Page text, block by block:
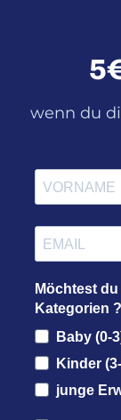
wenn du
Möchtest
Kategorien ?
Baby (0-
Kinder
junge